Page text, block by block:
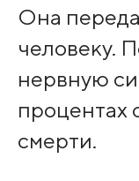
Она
человеку.
нервную
процентах
смерти.